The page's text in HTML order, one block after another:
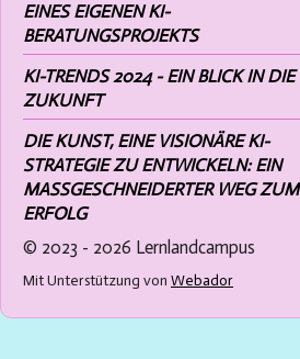
EINES EIGENEN KI-
BERATUNGSPROJEKTS
KI-TRENDS 2024 - EIN BLICK IN DIE
ZUKUNFT
DIE KUNST, EINE VISIONÄRE KI-
STRATEGIE ZU ENTWICKELN: EIN
MASSGESCHNEIDERTER WEG ZUM E
RFOLG
© 2023 - 2026 Lernlandcampus
Mit Unterstützung von Webador